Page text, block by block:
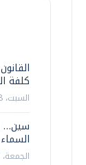
كلفة
السبت، 08 اغسطس 2026 10:00 ص
سين…
الجمعة، 07 اغسطس 2026 01:00 م